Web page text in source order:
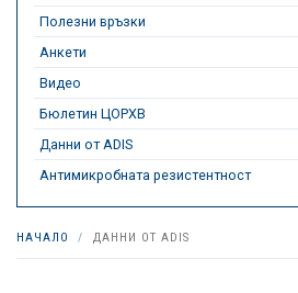
Полезни връзки
Анкети
Видео
Бюлетин ЦОРХВ
Данни от ADIS
Антимикробната резистентност
НАЧАЛО ДАННИ ОТ ADIS